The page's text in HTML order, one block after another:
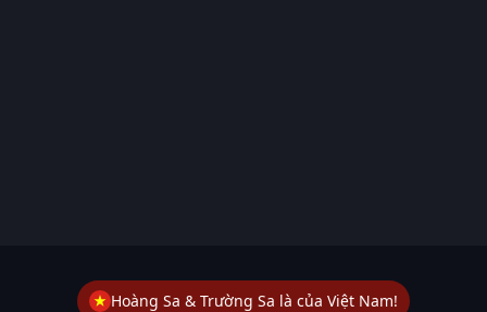
Hoàng Sa & Trường Sa là của Việt Nam!